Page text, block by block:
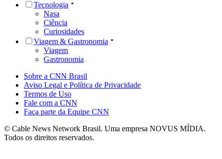
Tecnologia
Nasa
Ciência
Curiosidades
Viagem & Gastronomia
Viagem
Gastronomia
Sobre a CNN Brasil
Aviso Legal e Política de Privacidade
Termos de Uso
Fale com a CNN
Faça parte da Equipe CNN
© Cable News Network Brasil. Uma empresa NOVUS MÍDIA.
Todos os direitos reservados.